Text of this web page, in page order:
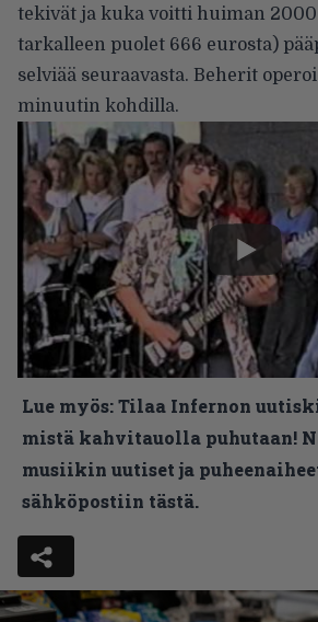
tekivät ja kuka voitti huiman
tarkalleen puolet 666 eurosta)
selviää seuraavasta. Beherit
minuutin kohdilla.
Lue myös:Tilaa Infernon
mistä kahvitauolla puhutaan!
musiikin uutiset ja
sähköpostiin tästä.